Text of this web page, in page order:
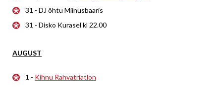
31 - DJ õhtu Miinusbaaris
31 - Disko Kurasel kl 22.00
AUGUST
1 - Kihnu Rahvatriatlon